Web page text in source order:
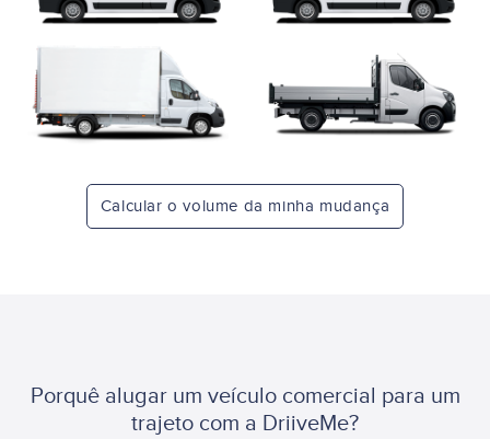
Calcular o volume da minha mudança
Porquê alugar um veículo comercial para um
trajeto com a DriiveMe?